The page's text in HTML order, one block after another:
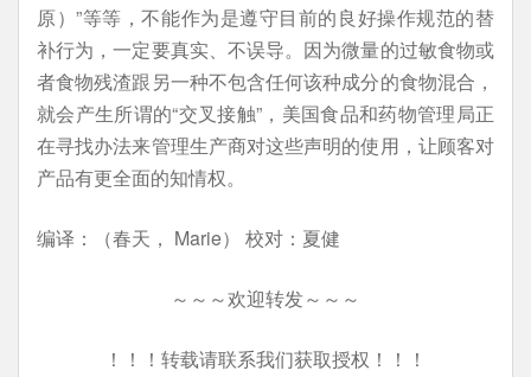
原）”等等，不能作为是遵守目前的良好操作规范的替
补行为，一定要真实、不误导。因为微量的过敏食物或
者食物残渣跟另一种不包含任何该种成分的食物混合，
就会产生所谓的“交叉接触”，美国食品和药物管理局正
在寻找办法来管理生产商对这些声明的使用，让顾客对
产品有更全面的知情权。
编译：（春天， Marie） 校对：夏健
～～～欢迎转发～～～
！！！转载请联系我们获取授权！！！